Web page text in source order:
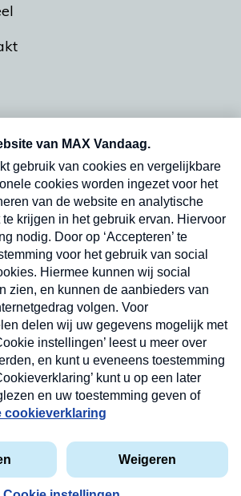
vrijdag- en dinsdagochtend in
Verzend
Cookieverklaring
Vandaag - Omroep MAX
abonnement op onze
vrijdag- en dinsdagochtend in uw